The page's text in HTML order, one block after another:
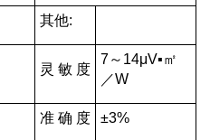
其他:
灵 敏 度
7～14μV▪㎡
／W
准 确 度 ±3%